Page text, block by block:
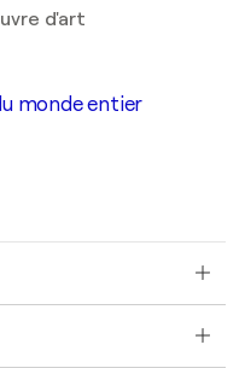
d'art
monde entier